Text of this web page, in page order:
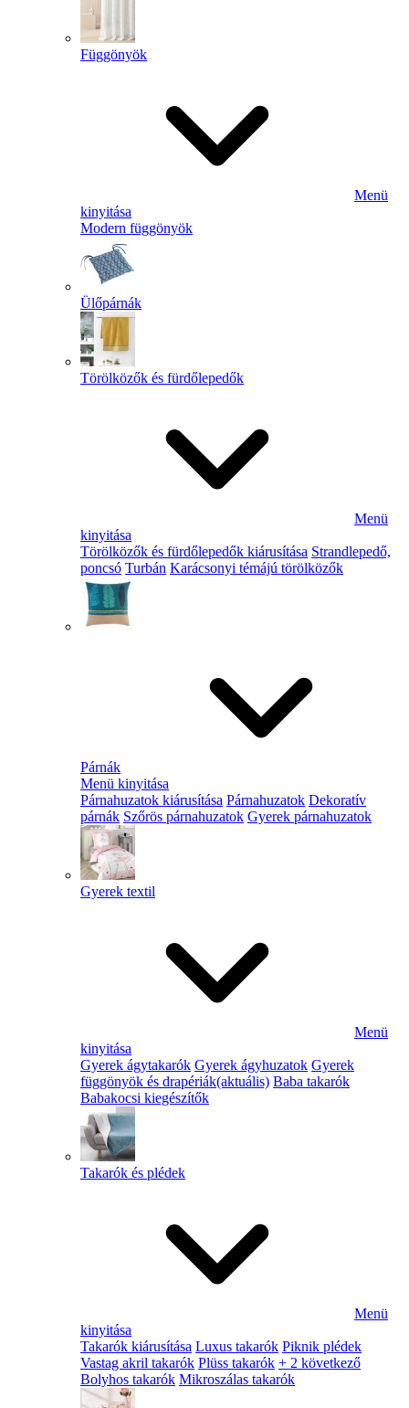
Függönyök
Menü
kinyitása
Modern függönyök
Ülőpárnák
Törölközők és fürdőlepedők
Menü
kinyitása
Törölközők és fürdőlepedők kiárusítása Strandlepedő,
poncsó Turbán Karácsonyi témájú törölközők
Párnák
Menü kinyitása
Párnahuzatok kiárusítása Párnahuzatok Dekoratív
párnák Szőrös párnahuzatok Gyerek párnahuzatok
Gyerek textil
Menü
kinyitása
Gyerek ágytakarók Gyerek ágyhuzatok Gyerek
függönyök és drapériák(aktuális) Baba takarók
Babakocsi kiegészítők
Takarók és plédek
Menü
kinyitása
Takarók kiárusítása Luxus takarók Piknik plédek
Vastag akril takarók Plüss takarók + 2 következő
Bolyhos takarók Mikroszálas takarók